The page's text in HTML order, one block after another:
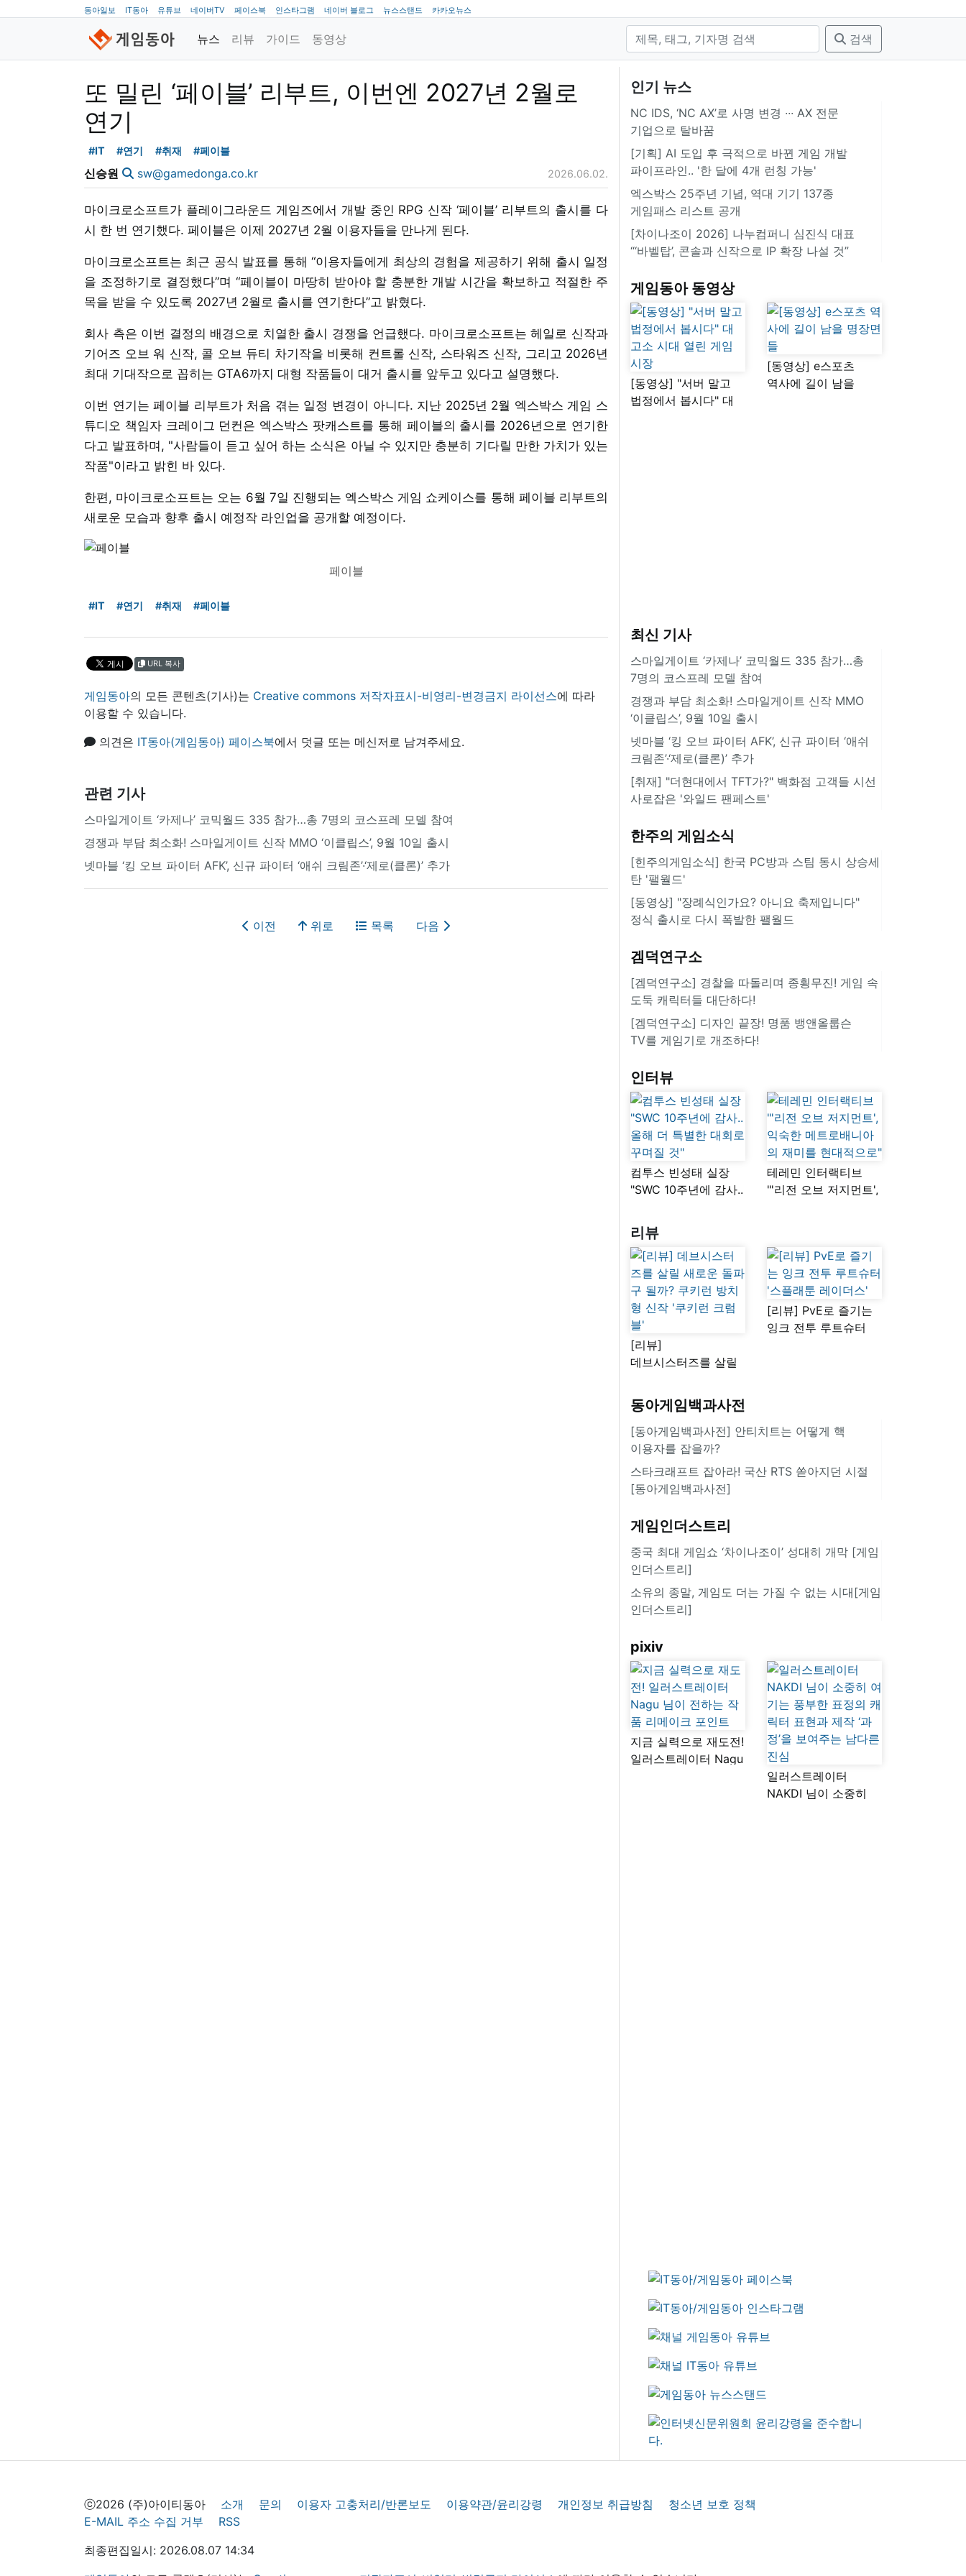
동아일보 IT동아 유튜브 네이버TV 페이스북 인스타그램 네이버 블로그 뉴스스탠드 카카오뉴스
뉴스 리뷰 가이드 동영상 검색
또 밀린 ‘페이블’ 리부트, 이번엔 2027년 2월로
연기
#IT #연기 #취재 #페이블
신승원 sw@gamedonga.co.kr 2026.06.02.
마이크로소프트가 플레이그라운드 게임즈에서 개발 중인 RPG 신작 ‘페이블’ 리부트의 출시를 다
시 한 번 연기했다. 페이블은 이제 2027년 2월 이용자들을 만나게 된다.
마이크로소프트는 최근 공식 발표를 통해 “이용자들에게 최상의 경험을 제공하기 위해 출시 일정
을 조정하기로 결정했다”며 “페이블이 마땅히 받아야 할 충분한 개발 시간을 확보하고 적절한 주
목을 받을 수 있도록 2027년 2월로 출시를 연기한다”고 밝혔다.
회사 측은 이번 결정의 배경으로 치열한 출시 경쟁을 언급했다. 마이크로소프트는 헤일로 신작과
기어즈 오브 워 신작, 콜 오브 듀티 차기작을 비롯해 컨트롤 신작, 스타워즈 신작, 그리고 2026년
최대 기대작으로 꼽히는 GTA6까지 대형 작품들이 대거 출시를 앞두고 있다고 설명했다.
이번 연기는 페이블 리부트가 처음 겪는 일정 변경이 아니다. 지난 2025년 2월 엑스박스 게임 스
튜디오 책임자 크레이그 던컨은 엑스박스 팟캐스트를 통해 페이블의 출시를 2026년으로 연기한
다고 발표하며, "사람들이 듣고 싶어 하는 소식은 아닐 수 있지만 충분히 기다릴 만한 가치가 있는
작품"이라고 밝힌 바 있다.
한편, 마이크로소프트는 오는 6월 7일 진행되는 엑스박스 게임 쇼케이스를 통해 페이블 리부트의
새로운 모습과 향후 출시 예정작 라인업을 공개할 예정이다.
페이블
#IT #연기 #취재 #페이블
URL 복사
게임동아의 모든 콘텐츠(기사)는 Creative commons 저작자표시-비영리-변경금지 라이선스에 따라
이용할 수 있습니다.
의견은 IT동아(게임동아) 페이스북에서 덧글 또는 메신저로 남겨주세요.
관련 기사
스마일게이트 ‘카제나’ 코믹월드 335 참가…총 7명의 코스프레 모델 참여
경쟁과 부담 최소화! 스마일게이트 신작 MMO ‘이클립스’, 9월 10일 출시
넷마블 ‘킹 오브 파이터 AFK’, 신규 파이터 ‘애쉬 크림존’·‘제로(클론)’ 추가
이전 위로 목록 다음
인기 뉴스
NC IDS, ‘NC AX’로 사명 변경 ∙∙∙ AX 전문
기업으로 탈바꿈
[기획] AI 도입 후 극적으로 바뀐 게임 개발
파이프라인.. '한 달에 4개 런칭 가능'
엑스박스 25주년 기념, 역대 기기 137종
게임패스 리스트 공개
[차이나조이 2026] 나누컴퍼니 심진식 대표
“‘바벨탑’, 콘솔과 신작으로 IP 확장 나설 것”
게임동아 동영상
[동영상] "서버 말고
법정에서 봅시다" 대
[동영상] e스포츠
역사에 길이 남을
최신 기사
스마일게이트 ‘카제나’ 코믹월드 335 참가…총
7명의 코스프레 모델 참여
경쟁과 부담 최소화! 스마일게이트 신작 MMO
‘이클립스’, 9월 10일 출시
넷마블 ‘킹 오브 파이터 AFK’, 신규 파이터 ‘애쉬
크림존’·‘제로(클론)’ 추가
[취재] "더현대에서 TFT가?" 백화점 고객들 시선
사로잡은 '와일드 팬페스트'
한주의 게임소식
[힌주의게임소식] 한국 PC방과 스팀 동시 상승세
탄 '팰월드'
[동영상] "장례식인가요? 아니요 축제입니다"
정식 출시로 다시 폭발한 팰월드
겜덕연구소
[겜덕연구소] 경찰을 따돌리며 종횡무진! 게임 속
도둑 캐릭터들 대단하다!
[겜덕연구소] 디자인 끝장! 명품 뱅앤올룹슨
TV를 게임기로 개조하다!
인터뷰
컴투스 빈성태 실장
"SWC 10주년에 감사..
꾸며질 것"
테레민 인터랙티브
"'리전 오브 저지먼트',
리뷰
[리뷰]
데브시스터즈를 살릴
쿠키런 방치형 신작
'쿠키런 크럼블'
[리뷰] PvE로 즐기는
잉크 전투 루트슈터
동아게임백과사전
[동아게임백과사전] 안티치트는 어떻게 핵
이용자를 잡을까?
스타크래프트 잡아라! 국산 RTS 쏟아지던 시절
[동아게임백과사전]
게임인더스트리
중국 최대 게임쇼 ‘차이나조이’ 성대히 개막 [게임
인더스트리]
소유의 종말, 게임도 더는 가질 수 없는 시대[게임
인더스트리]
pixiv
지금 실력으로 재도전!
일러스트레이터 Nagu
일러스트레이터
NAKDI 님이 소중히
ⓒ2026 (주)아이티동아 소개 문의 이용자 고충처리/반론보도 이용약관/윤리강령 개인정보 취급방침
청소년 보호 정책
E-MAIL 주소 수집 거부
RSS
최종편집일시: 2026.08.07 14:34